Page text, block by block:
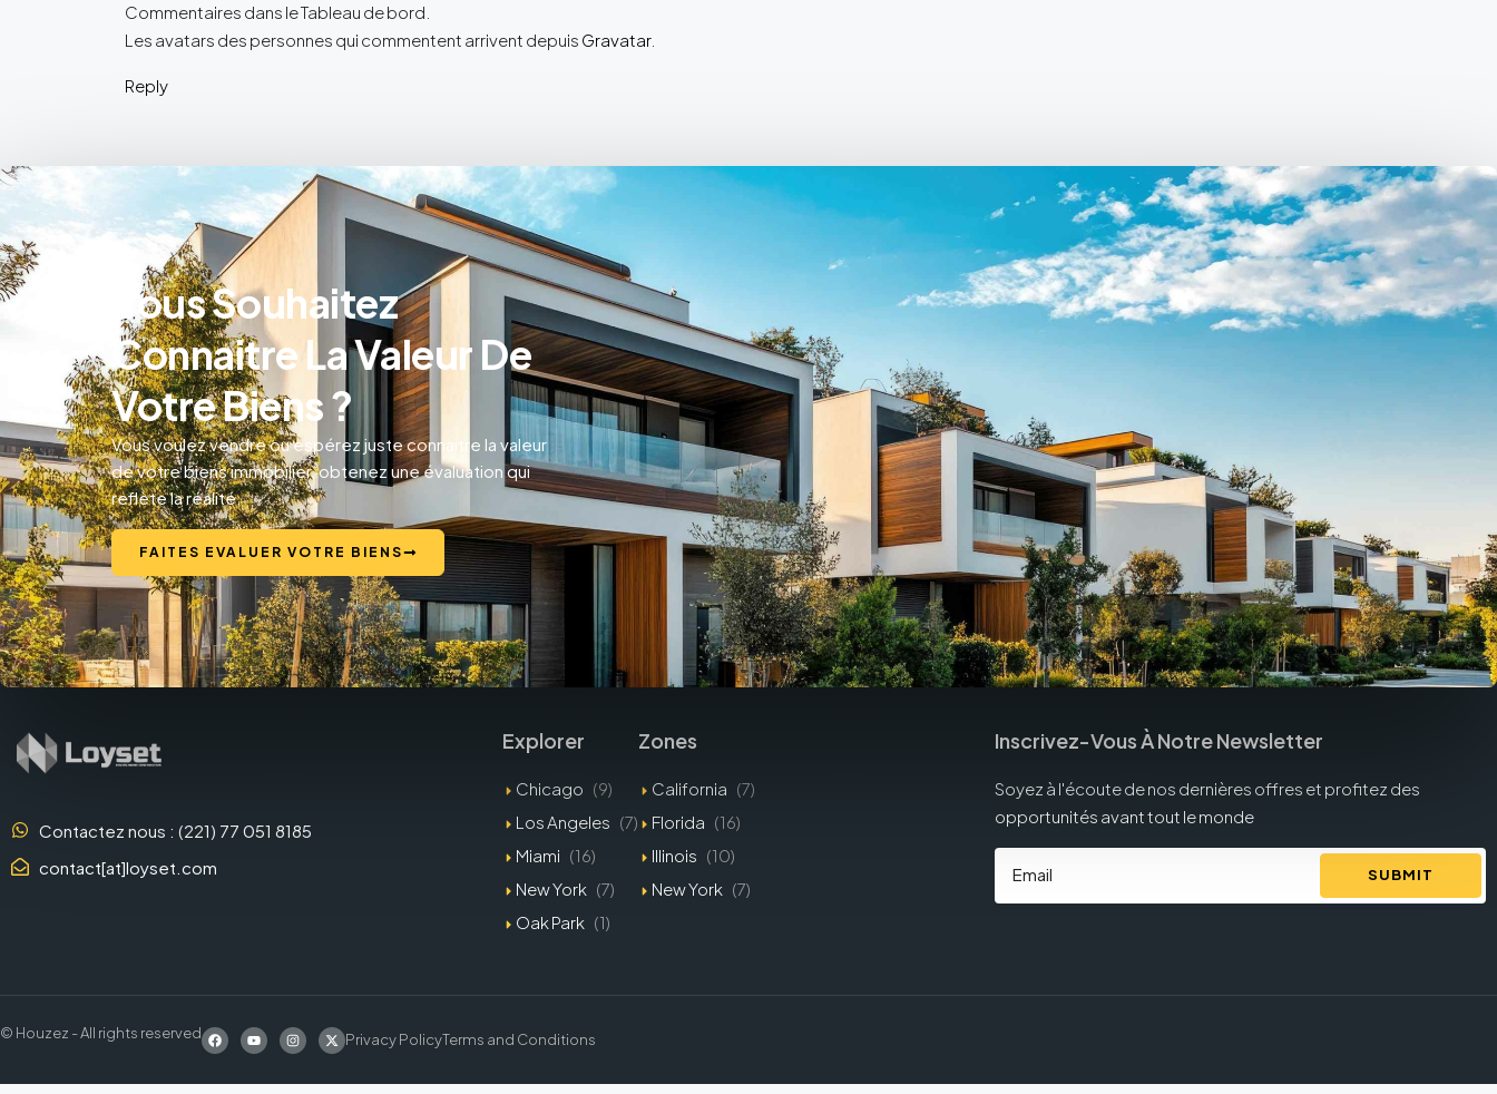
Commentaires dans le Tableau de bord.
Les avatars des personnes qui commentent arrivent depuis Gravatar.
Reply
Vous Souhaitez
Connaitre La Valeur De
Votre Biens ?
Vous voulez vendre ou espérez juste connaitre la valeur
de votre biens immobilier, obtenez une évaluation qui
reflète la réalité.
FAITES EVALUER VOTRE BIENS
Contactez nous : (221) 77 051 8185
contact[at]loyset.com
Explorer
Chicago (9)
Los Angeles (7)
Miami (16)
New York (7)
Oak Park (1)
Zones
California (7)
Florida (16)
Illinois (10)
New York (7)
Inscrivez-Vous À Notre Newsletter
Soyez à l'écoute de nos dernières offres et profitez des
opportunités avant tout le monde
SUBMIT
© Houzez - All rights reserved Privacy PolicyTerms and Conditions